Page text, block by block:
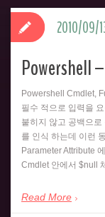
Powershell
Powershell Cmdlet,
필수 적으로 입력을
붙히지 않고 공백으
를 인식 하는데 이런
Parameter Attribute
Cmdlet 안에서 $null
Read More
2010/09/